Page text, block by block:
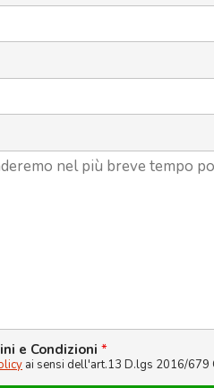
e Condizioni *
ai sensi dell'art.13 D.lgs 2016/679